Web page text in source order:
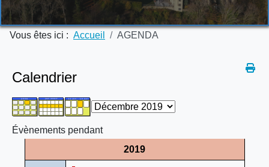
Vous êtes ici : Accueil AGENDA
Calendrier
Évènements pendant
2019